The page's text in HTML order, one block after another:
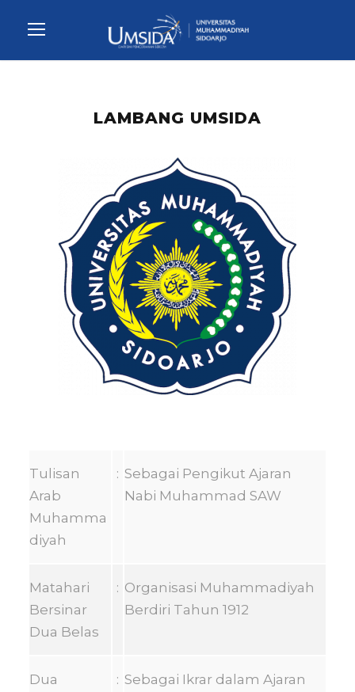
LAMBANG UMSIDA
Tulisan
Arab
Muhamma
diyah
: Sebagai Pengikut Ajaran
Nabi Muhammad SAW
Matahari
Bersinar
Dua Belas
: Organisasi Muhammadiyah
Berdiri Tahun 1912
Dua
: Sebagai Ikrar dalam Ajaran